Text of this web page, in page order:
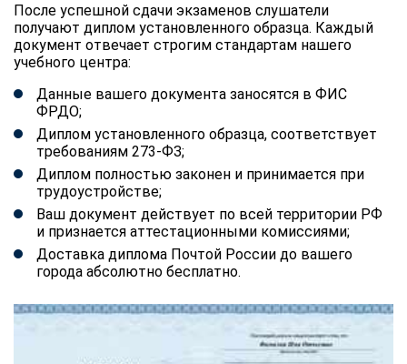
После успешной сдачи экзаменов слушатели
получают диплом установленного образца. Каждый
документ отвечает строгим стандартам нашего
учебного центра:
Данные вашего документа заносятся в ФИС
ФРДО;
Диплом установленного образца, соответствует
требованиям 273-ФЗ;
Диплом полностью законен и принимается при
трудоустройстве;
Ваш документ действует по всей территории РФ
и признается аттестационными комиссиями;
Доставка диплома Почтой России до вашего
города абсолютно бесплатно.